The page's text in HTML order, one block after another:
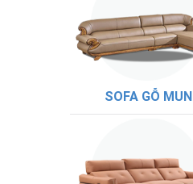
SOFA GỖ MUN